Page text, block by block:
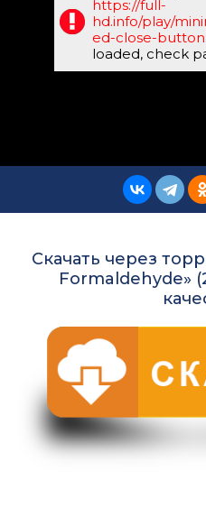
https://full-
hd.info/play/
ed-close-
loaded, check
Скачать через
Formaldehyde»